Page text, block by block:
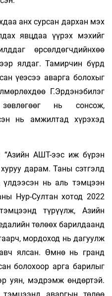
анх сурсан дархан мэх
явцдаа үүрэх мэхийг
өрсөлдөгчдийнхөө
ялдаг. Тамирчин бүрд
үеэсээ аварга болохыг
Г.Эрдэнэбилэг
нь сонсож,
нь амжилтад хүрэхэд
АШТ-ээс иж бүрэн
дарам. Таны сэтгэлд
үлдээсэн нь аль тэмцээн
Нур-Султан хотод 2022
түрүүлж, Азийн
төлөөх барилдаанд
мордоход нь дагуулж
ялсан. Өмнө нь гранд
болохоор арга барилыг
уян, мэдрэмж өндөртэй.